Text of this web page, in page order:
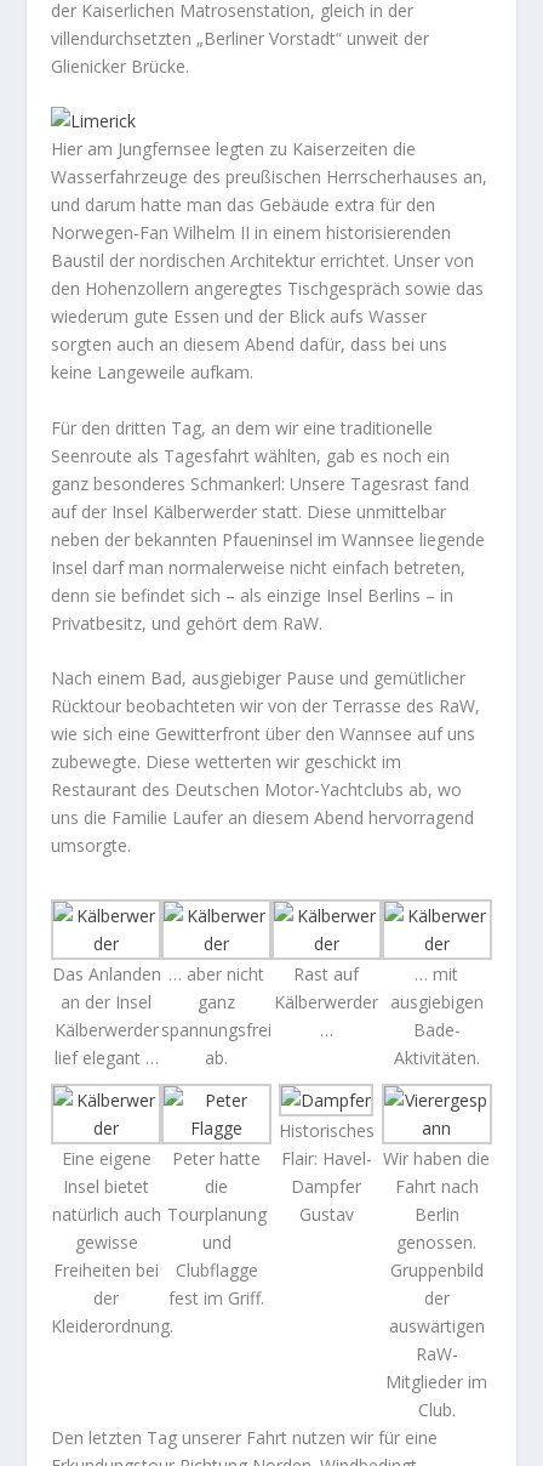
der Kaiserlichen Matrosenstation, gleich in der
villendurchsetzten „Berliner Vorstadt“ unweit der
Glienicker Brücke.
Hier am Jungfernsee legten zu Kaiserzeiten die
Wasserfahrzeuge des preußischen Herrscherhauses an,
und darum hatte man das Gebäude extra für den
Norwegen-Fan Wilhelm II in einem historisierenden
Baustil der nordischen Architektur errichtet. Unser von
den Hohenzollern angeregtes Tischgespräch sowie das
wiederum gute Essen und der Blick aufs Wasser
sorgten auch an diesem Abend dafür, dass bei uns
keine Langeweile aufkam.
Für den dritten Tag, an dem wir eine traditionelle
Seenroute als Tagesfahrt wählten, gab es noch ein
ganz besonderes Schmankerl: Unsere Tagesrast fand
auf der Insel Kälberwerder statt. Diese unmittelbar
neben der bekannten Pfaueninsel im Wannsee liegende
Insel darf man normalerweise nicht einfach betreten,
denn sie befindet sich – als einzige Insel Berlins – in
Privatbesitz, und gehört dem RaW.
Nach einem Bad, ausgiebiger Pause und gemütlicher
Rücktour beobachteten wir von der Terrasse des RaW,
wie sich eine Gewitterfront über den Wannsee auf uns
zubewegte. Diese wetterten wir geschickt im
Restaurant des Deutschen Motor-Yachtclubs ab, wo
uns die Familie Laufer an diesem Abend hervorragend
umsorgte.
Das Anlanden
an der Insel
Kälberwerder
lief elegant …
… aber nicht
ganz
spannungsfrei
ab.
Rast auf
Kälberwerder
…
… mit
ausgiebigen
Bade-
Aktivitäten.
Eine eigene
Insel bietet
natürlich auch
gewisse
Freiheiten bei
der
Kleiderordnung.
Peter hatte
die
Tourplanung
und
Clubflagge
fest im Griff.
Historisches
Flair: Havel-
Dampfer
Gustav
Wir haben die
Fahrt nach
Berlin
genossen.
Gruppenbild
der
auswärtigen
RaW-
Mitglieder im
Club.
Den letzten Tag unserer Fahrt nutzen wir für eine